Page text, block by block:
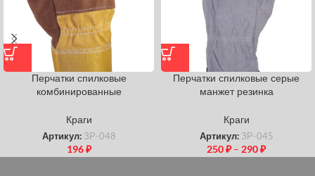
Перчатки спилковые
комбинированные
Краги
Артикул: ЗР-048
196₽
Перчатки спилковые серые
манжет резинка
Краги
Артикул: ЗР-045
250₽ – 290₽